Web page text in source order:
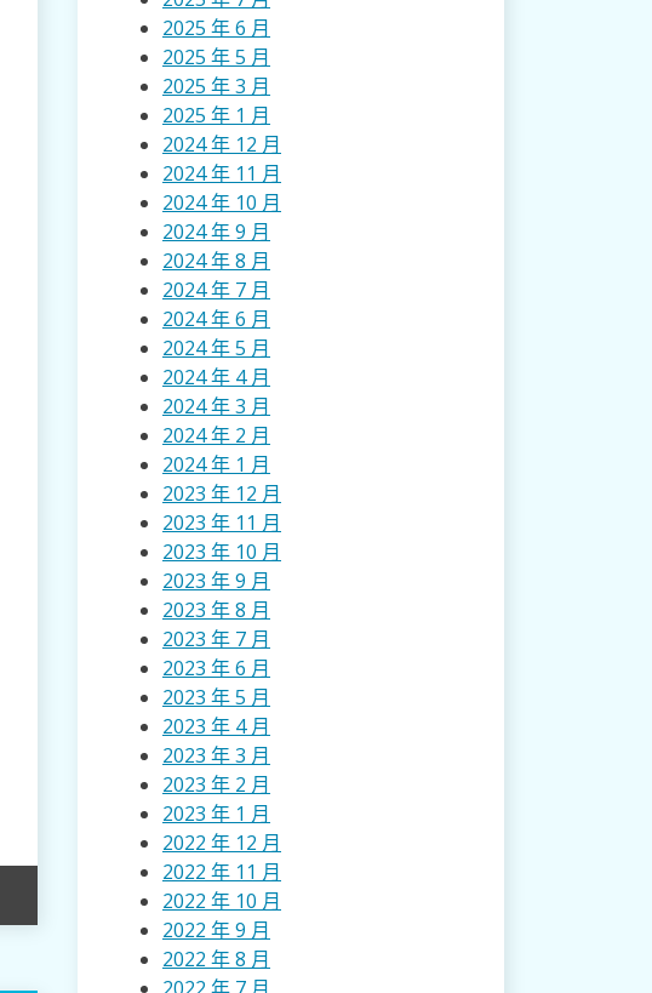
2025 年 6 月
2025 年 5 月
2025 年 3 月
2025 年 1 月
2024 年 12 月
2024 年 11 月
2024 年 10 月
2024 年 9 月
2024 年 8 月
2024 年 7 月
2024 年 6 月
2024 年 5 月
2024 年 4 月
2024 年 3 月
2024 年 2 月
2024 年 1 月
2023 年 12 月
2023 年 11 月
2023 年 10 月
2023 年 9 月
2023 年 8 月
2023 年 7 月
2023 年 6 月
2023 年 5 月
2023 年 4 月
2023 年 3 月
2023 年 2 月
2023 年 1 月
2022 年 12 月
2022 年 11 月
2022 年 10 月
2022 年 9 月
2022 年 8 月